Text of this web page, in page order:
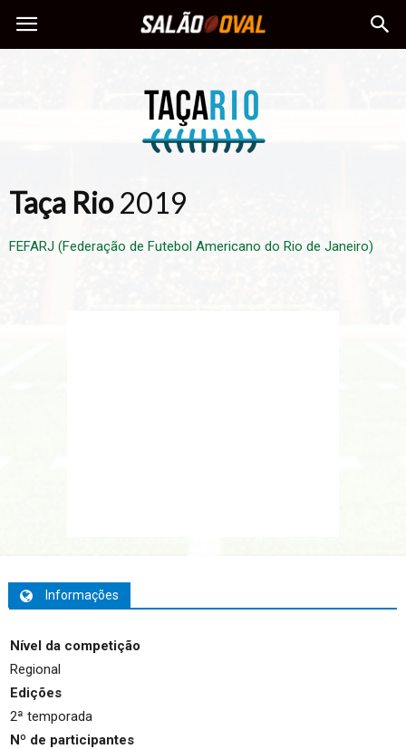
Taça Rio2019
FEFARJ (Federação de Futebol Americano do Rio de Janeiro)
Informações
Nível da competição
Regional
Edições
2ª temporada
Nº de participantes